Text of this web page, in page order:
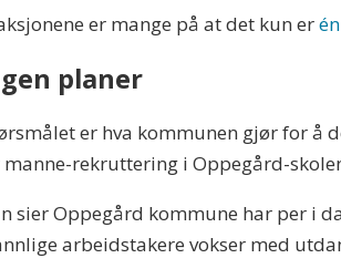
er mange på at det kun er
planer
er hva kommunen gjør for å
rekruttering i Oppegård-
sier Oppegård kommune har per i
arbeidstakere vokser med